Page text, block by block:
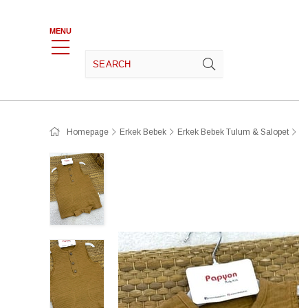
MENU
Homepage Erkek Bebek Erkek Bebek Tulum & Salopet